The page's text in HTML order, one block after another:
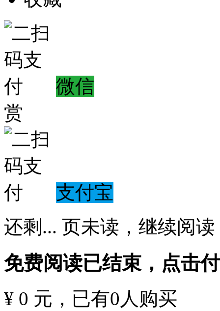
微信
赏
支付宝
还剩 ... 页未读， 继续阅读
免费阅读已结束，点击
¥ 0 元 ，已有0 人购买